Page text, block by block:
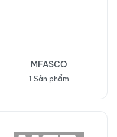
MFASCO
1 Sản phẩm